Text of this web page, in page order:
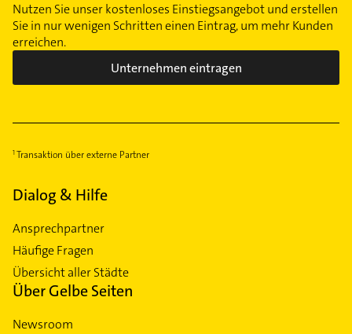
Nutzen Sie unser kostenloses Einstiegsangebot und erstellen
Sie in nur wenigen Schritten einen Eintrag, um mehr Kunden
erreichen.
Unternehmen eintragen
Transaktion über externe Partner
Dialog & Hilfe
Ansprechpartner
Häufige Fragen
Übersicht aller Städte
Über Gelbe Seiten
Newsroom